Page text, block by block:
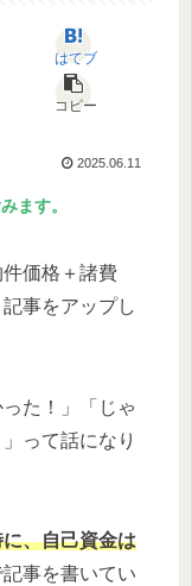
はてブ
コピー
2025.06.11
ます。
価格＋諸費
事をアップし
た！」「じゃ
って話になり
、自己資金は
事を書いてい